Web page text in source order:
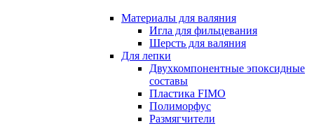
Материалы для валяния
Игла для фильцевания
Шерсть для валяния
Для лепки
Двухкомпонентные эпоксидные
составы
Пластика FIMO
Полиморфус
Размягчители